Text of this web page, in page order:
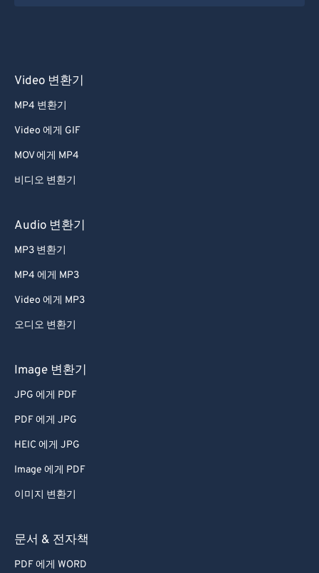
Video 변환기
MP4 변환기
Video 에게 GIF
MOV 에게 MP4
비디오 변환기
Audio 변환기
MP3 변환기
MP4 에게 MP3
Video 에게 MP3
오디오 변환기
Image 변환기
JPG 에게 PDF
PDF 에게 JPG
HEIC 에게 JPG
Image 에게 PDF
이미지 변환기
문서 & 전자책
PDF 에게 WORD